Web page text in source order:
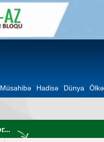
Müsahibə Hadisə Dünya Ölkə